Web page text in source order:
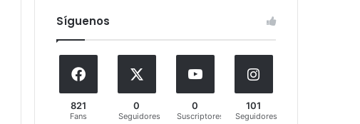
Síguenos
821
Fans
0
Seguidores
0
Suscriptores
101
Seguidores